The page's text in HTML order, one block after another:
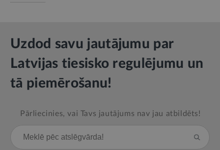
Uzdod savu jautājumu par
Latvijas tiesisko regulējumu un
tā piemērošanu!
Pārliecinies, vai Tavs jautājums nav jau atbildēts!